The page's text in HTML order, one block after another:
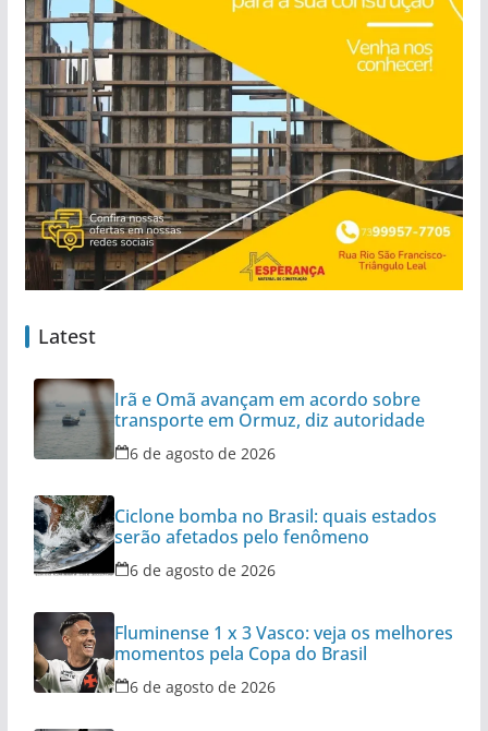
Latest
Irã e Omã avançam em acordo sobre
transporte em Ormuz, diz autoridade
6 de agosto de 2026
Ciclone bomba no Brasil: quais estados
serão afetados pelo fenômeno
6 de agosto de 2026
Fluminense 1 x 3 Vasco: veja os melhores
momentos pela Copa do Brasil
6 de agosto de 2026